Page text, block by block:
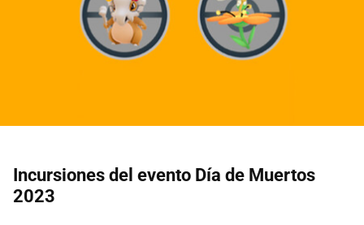
Incursiones del evento Día de Muertos
2023